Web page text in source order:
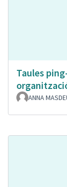
Taules
ANNA